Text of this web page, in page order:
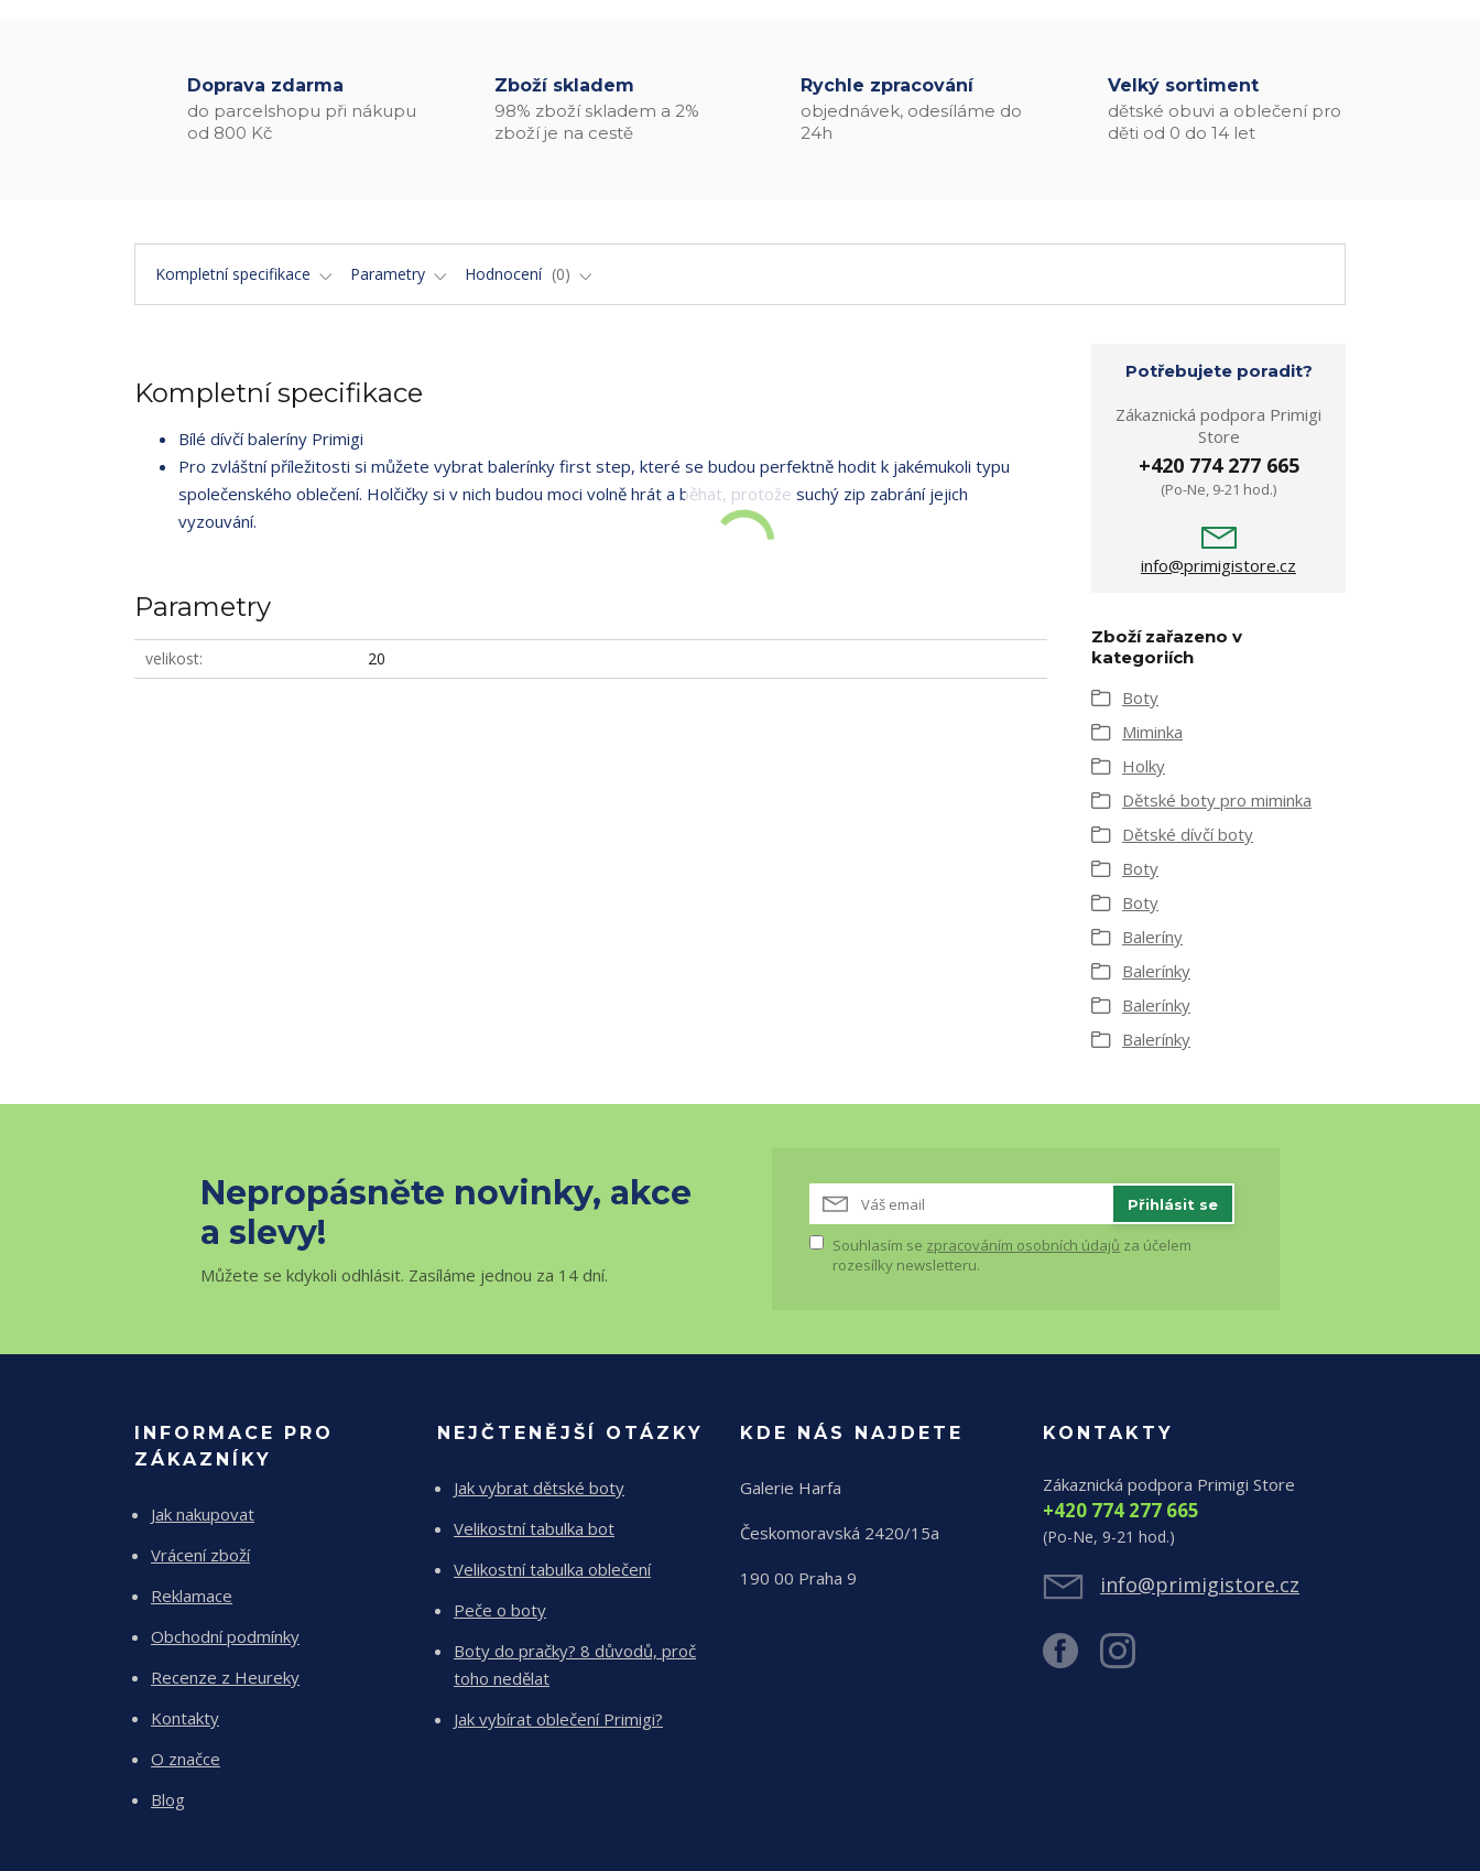
Doprava zdarma
do parcelshopu při nákupu
od 800 Kč
Zboží skladem
98% zboží skladem a 2%
zboží je na cestě
Rychle zpracování
objednávek, odesíláme do
24h
Velký sortiment
dětské obuvi a oblečení pro
děti od 0 do 14 let
Kompletní specifikace Parametry Hodnocení 0
Kompletní specifikace
Bílé dívčí baleríny Primigi
Pro zvláštní příležitosti si můžete vybrat balerínky first step, které se budou perfektně hodit k jakémukoli typu
společenského oblečení. Holčičky si v nich budou moci volně hrát a běhat, protože suchý zip zabrání jejich
vyzouvání.
Parametry
velikost 20
Potřebujete poradit?
Zákaznická podpora Primigi
Store
+420 774 277 665
(Po-Ne, 9-21 hod.)
info@primigistore.cz
Zboží zařazeno v
kategoriích
Boty
Miminka
Holky
Dětské boty pro miminka
Dětské dívčí boty
Boty
Boty
Baleríny
Balerínky
Balerínky
Balerínky
Nepropásněte novinky, akce
a slevy!
Můžete se kdykoli odhlásit. Zasíláme jednou za 14 dní.
Přihlásit se
Souhlasím se zpracováním osobních údajů za účelem
rozesílky newsletteru.
INFORMACE PRO
ZÁKAZNÍKY
Jak nakupovat
Vrácení zboží
Reklamace
Obchodní podmínky
Recenze z Heureky
Kontakty
O značce
Blog
NEJČTENĚJŠÍ OTÁZKY
Jak vybrat dětské boty
Velikostní tabulka bot
Velikostní tabulka oblečení
Peče o boty
Boty do pračky? 8 důvodů, proč
toho nedělat
Jak vybírat oblečení Primigi?
KDE NÁS NAJDETE
Galerie Harfa
Českomoravská 2420/15a
190 00 Praha 9
KONTAKTY
Zákaznická podpora Primigi Store
+420 774 277 665
(Po-Ne, 9-21 hod.)
info@primigistore.cz